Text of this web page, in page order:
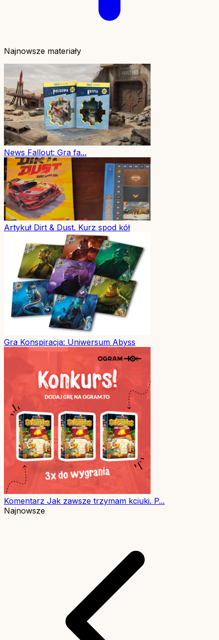
Najnowsze materiały
News Fallout: Gra fa...
Artykuł Dirt & Dust. Kurz spod kół
Gra Konspiracja: Uniwersum Abyss
Komentarz Jak zawsze trzymam kciuki. P...
Najnowsze